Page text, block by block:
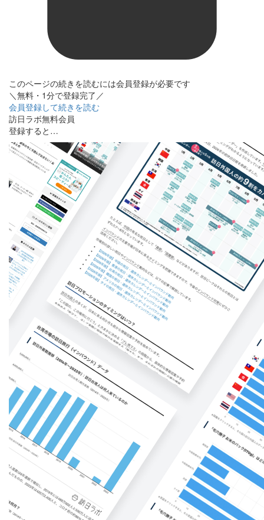
このページの続きを読むには会員登録が必要です
＼無料・1分で登録完了／
会員登録して続きを読む
訪日ラボ無料会員
登録すると…